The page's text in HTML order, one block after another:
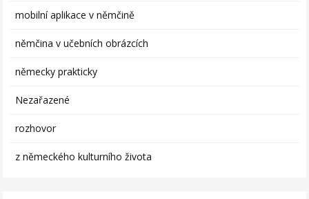
mobilní aplikace v němčině
němčina v učebních obrázcích
německy prakticky
Nezařazené
rozhovor
z německého kulturního života